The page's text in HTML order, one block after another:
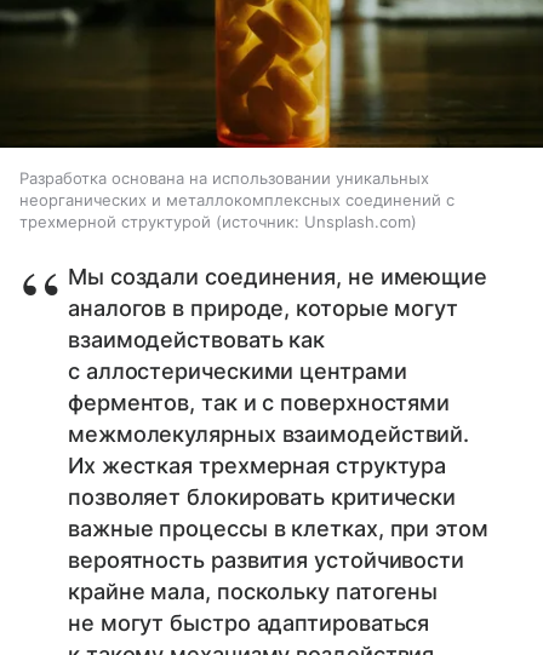
Разработка основана на использовании уникальных
неорганических и металлокомплексных соединений с
трехмерной структурой
источник: Unsplash.com
Мы создали соединения, не имеющие
аналогов в природе, которые могут
взаимодействовать как
с аллостерическими центрами
ферментов, так и с поверхностями
межмолекулярных взаимодействий.
Их жесткая трехмерная структура
позволяет блокировать критически
важные процессы в клетках, при этом
вероятность развития устойчивости
крайне мала, поскольку патогены
не могут быстро адаптироваться